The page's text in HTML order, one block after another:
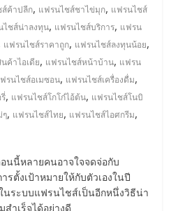
ค้าปลีก, แฟรนไชส์ชาไข่มุก, แฟรนไชส์
ไชส์น่าลงทุน, แฟรนไชส์บริการ, แฟรน
แฟรนไชส์ราคาถูก, แฟรนไชส์ลงทุนน้อย,
ค้าไอเดีย, แฟรนไชส์หน้าบ้าน, แฟรน
รนไชส์อเมซอน, แฟรนไชส์เครื่องดื่ม,
, แฟรนไชส์โกโก๋ไอ้ต้น, แฟรนไชส์โนบิ
ๆ, แฟรนไชส์ไทย, แฟรนไชส์ไอศกรีม,
นนี้หลายคนอาจใจจดจ่อกับ
รตั้งเป้าหมายให้กับตัวเองในปี
นระบบแฟรนไชส์เป็นอีกหนึ่งวิธีน่า
ำเร็จได้อย่างดี